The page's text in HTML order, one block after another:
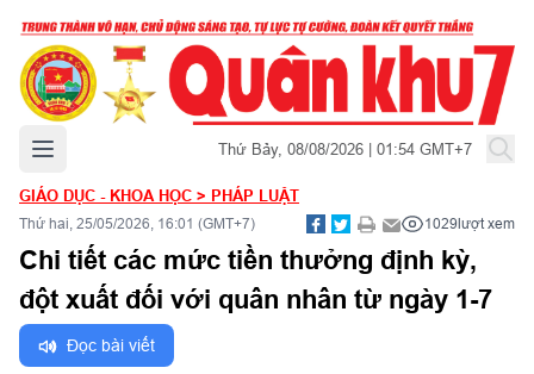
Mở menu chính Thứ Bảy, 08/08/2026 | 01:54 GMT+7
GIÁO DỤC - KHOA HỌC > PHÁP LUẬT
Thứ hai, 25/05/2026, 16:01 (GMT+7) 1029lượt xem
Chi tiết các mức tiền thưởng định kỳ,
đột xuất đối với quân nhân từ ngày 1-7
Đọc bài viết